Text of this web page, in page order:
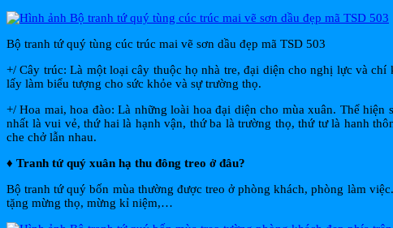
Bộ tranh tứ quý tùng cúc trúc mai vẽ sơn dầu đẹp mã TSD 503
+/ Cây trúc: Là một loại cây thuộc họ nhà tre, đại diện cho nghị lực và
lấy làm biểu tượng cho sức khỏe và sự trường thọ.
+/ Hoa mai, hoa đào: Là những loài hoa đại diện cho mùa xuân. Thể
nhất là vui vẻ, thứ hai là hạnh vận, thứ ba là trường thọ, thứ tư là hanh
che chở lẫn nhau.
♦ Tranh tứ quý xuân hạ thu đông treo ở đâu?
Bộ tranh tứ quý bốn mùa thường được treo ở phòng khách, phòng làm
tặng mừng thọ, mừng kỉ niệm,…